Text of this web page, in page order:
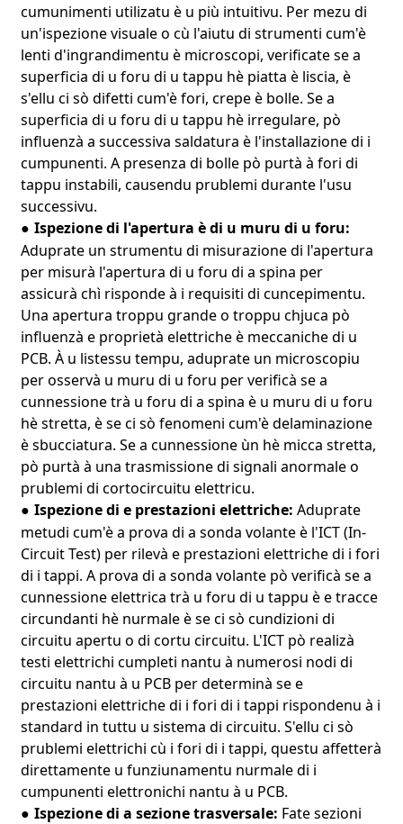
cumunimenti utilizatu è u più intuitivu. Per mezu di
un'ispezione visuale o cù l'aiutu di strumenti cum'è
lenti d'ingrandimentu è microscopi, verificate se a
superficia di u foru di u tappu hè piatta è liscia, è
s'ellu ci sò difetti cum'è fori, crepe è bolle. Se a
superficia di u foru di u tappu hè irregulare, pò
influenzà a successiva saldatura è l'installazione di i
cumpunenti. A presenza di bolle pò purtà à fori di
tappu instabili, causendu prublemi durante l'usu
successivu.
● Ispezione di l'apertura è di u muru di u foru:
Aduprate un strumentu di misurazione di l'apertura
per misurà l'apertura di u foru di a spina per
assicurà chì risponde à i requisiti di cuncepimentu.
Una apertura troppu grande o troppu chjuca pò
influenzà e proprietà elettriche è meccaniche di u
PCB. À u listessu tempu, aduprate un microscopiu
per osservà u muru di u foru per verificà se a
cunnessione trà u foru di a spina è u muru di u foru
hè stretta, è se ci sò fenomeni cum'è delaminazione
è sbucciatura. Se a cunnessione ùn hè micca stretta,
pò purtà à una trasmissione di signali anormale o
prublemi di cortocircuitu elettricu.
● Ispezione di e prestazioni elettriche: Aduprate
metudi cum'è a prova di a sonda volante è l'ICT (In-
Circuit Test) per rilevà e prestazioni elettriche di i fori
di i tappi. A prova di a sonda volante pò verificà se a
cunnessione elettrica trà u foru di u tappu è e tracce
circundanti hè nurmale è se ci sò cundizioni di
circuitu apertu o di cortu circuitu. L'ICT pò realizà
testi elettrichi cumpleti nantu à numerosi nodi di
circuitu nantu à u PCB per determinà se e
prestazioni elettriche di i fori di i tappi rispondenu à i
standard in tuttu u sistema di circuitu. S'ellu ci sò
prublemi elettrichi cù i fori di i tappi, questu affetterà
direttamente u funziunamentu nurmale di i
cumpunenti elettronichi nantu à u PCB.
● Ispezione di a sezione trasversale: Fate sezioni